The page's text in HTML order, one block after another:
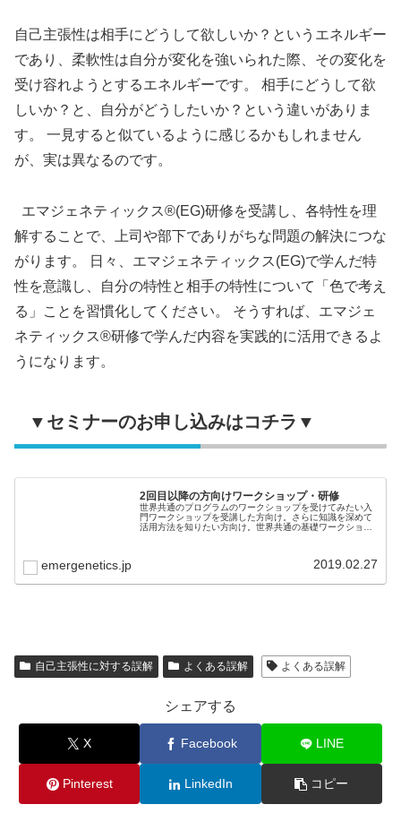
自己主張性は相手にどうして欲しいか？というエネルギー
であり、柔軟性は自分が変化を強いられた際、その変化を
受け容れようとするエネルギーです。 相手にどうして欲
しいか？と、自分がどうしたいか？という違いがありま
す。 一見すると似ているように感じるかもしれません
が、実は異なるのです。
エマジェネティックス®(EG)研修を受講し、各特性を理
解することで、上司や部下でありがちな問題の解決につな
がります。 日々、エマジェネティックス(EG)で学んだ特
性を意識し、自分の特性と相手の特性について「色で考え
る」ことを習慣化してください。 そうすれば、エマジェ
ネティックス®研修で学んだ内容を実践的に活用できるよ
うになります。
▼セミナーのお申し込みはコチラ▼
2回目以降の方向けワークショップ・研修
世界共通のプログラムのワークショップを受けてみたい入
門ワークショップを受講した方向け。さらに知識を深めて
活用方法を知りたい方向け。世界共通の基礎ワークショッ
emergenetics.jp 2019.02.27
自己主張性に対する誤解 よくある誤解 よくある誤解
シェアする
X Facebook LINE
Pinterest LinkedIn コピー